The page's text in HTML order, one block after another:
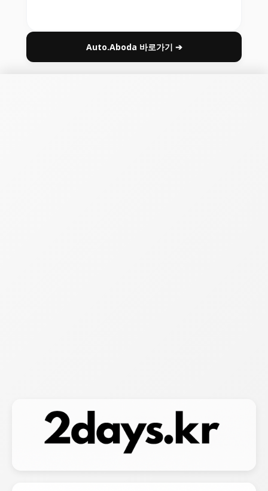
Auto.Aboda 바로가기 ➔